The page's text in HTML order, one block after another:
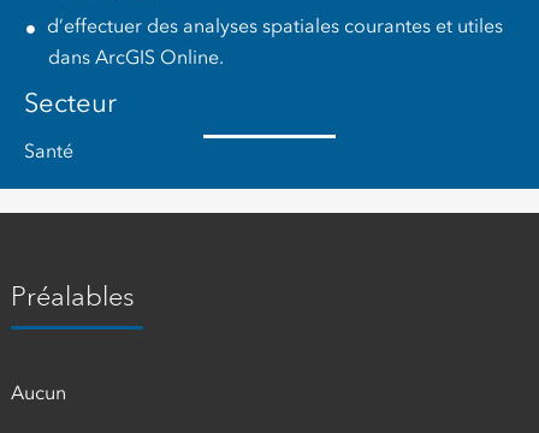
d’effectuer des analyses spatiales courantes et utiles
dans ArcGIS Online.
Secteur
Santé
Préalables
Aucun